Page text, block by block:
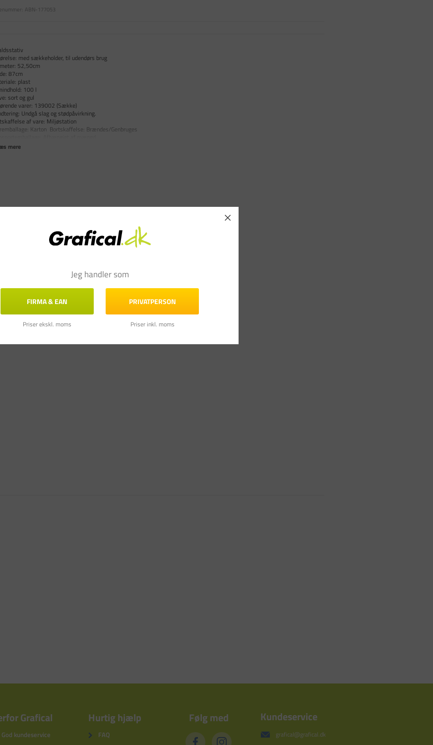
ABN-177053
med sækkeholder, til udendørs brug
52,50cm
87cm
plast
100 l
sort og gul
varer: 139002 (Sække)
Undgå slag og stødpåvirkning.
af vare: Miljøstation
Karton Bortskaffelse: Brændes/Genbruges
mere
Grafical
God kundeservice
Hurtig hjælp
FAQ
Følg med Kundeservice
grafical@grafical.dk
Jeg handler som
FIRMA & EAN
Priser ekskl. moms
PRIVATPERSON
Priser inkl. moms